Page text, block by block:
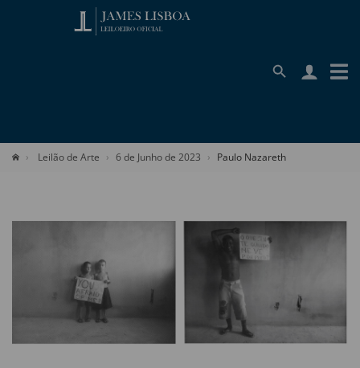
Leilão de Arte 6 de Junho de 2023 Paulo Nazareth